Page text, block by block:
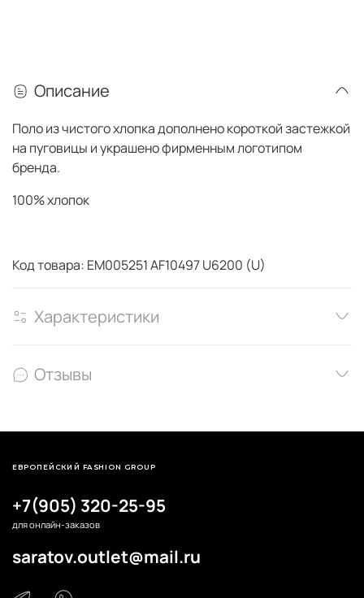
Описание
Поло из чистого хлопка дополнено короткой застежкой
на пуговицы и украшено фирменным логотипом
бренда.
100% хлопок
Код товара: EM005251 AF10497 U6200 (U)
Характеристики
Отзывы
+7(905) 320-25-95
для онлайн-заказов
saratov.outlet@mail.ru
ЕВРОПЕЙСКИЙ FASHION GROUP